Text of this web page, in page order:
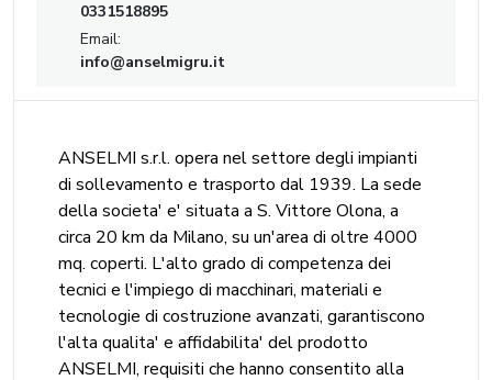
0331518895
Email:
info@anselmigru.it
ANSELMI s.r.l. opera nel settore degli impianti
di sollevamento e trasporto dal 1939. La sede
della societa' e' situata a S. Vittore Olona, a
circa 20 km da Milano, su un'area di oltre 4000
mq. coperti. L'alto grado di competenza dei
tecnici e l'impiego di macchinari, materiali e
tecnologie di costruzione avanzati, garantiscono
l'alta qualita' e affidabilita' del prodotto
ANSELMI, requisiti che hanno consentito alla